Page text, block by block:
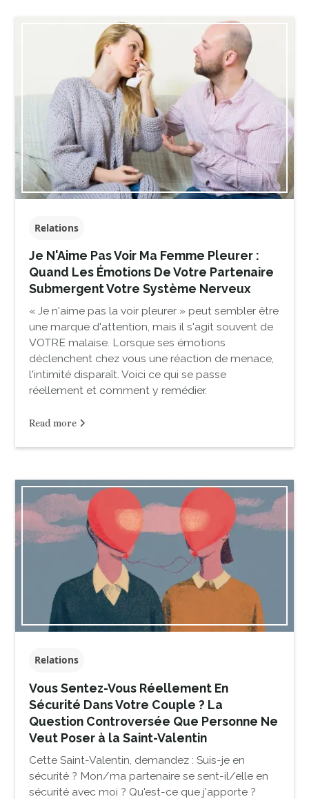
Relations
Je N'Aime Pas Voir Ma Femme Pleurer :
Quand Les Émotions De Votre Partenaire
Submergent Votre Système Nerveux
« Je n'aime pas la voir pleurer » peut sembler être
une marque d'attention, mais il s'agit souvent de
VOTRE malaise. Lorsque ses émotions
déclenchent chez vous une réaction de menace,
l'intimité disparaît. Voici ce qui se passe
réellement et comment y remédier.
Read more
Relations
Vous Sentez-Vous Réellement En
Sécurité Dans Votre Couple ? La
Question Controversée Que Personne Ne
Veut Poser à la Saint-Valentin
Cette Saint-Valentin, demandez : Suis-je en
sécurité ? Mon/ma partenaire se sent-il/elle en
sécurité avec moi ? Qu'est-ce que j'apporte ?